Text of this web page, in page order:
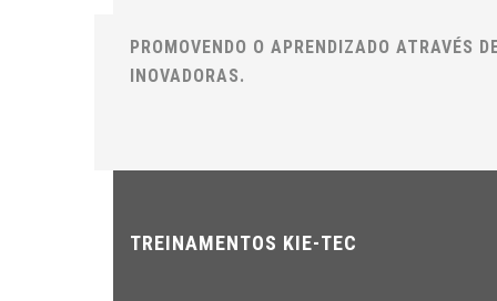
PROMOVENDO O APRENDIZADO ATRAVÉS
INOVADORAS.
TREINAMENTOS KIE-TEC